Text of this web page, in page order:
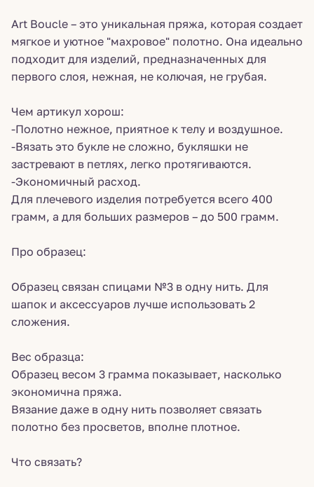
Art Boucle – это уникальная пряжа, которая создает
мягкое и уютное "махровое" полотно. Она идеально
подходит для изделий, предназначенных для
первого слоя, нежная, не колючая, не грубая.
Чем артикул хорош:
-Полотно нежное, приятное к телу и воздушное.
-Вязать это букле не сложно, букляшки не
застревают в петлях, легко протягиваются.
-Экономичный расход.
Для плечевого изделия потребуется всего 400
грамм, а для больших размеров – до 500 грамм.
Про образец:
Образец связан спицами №3 в одну нить. Для
шапок и аксессуаров лучше использовать 2
сложения.
Вес образца:
Образец весом 3 грамма показывает, насколько
экономична пряжа.
Вязание даже в одну нить позволяет связать
полотно без просветов, вполне плотное.
Что связать?